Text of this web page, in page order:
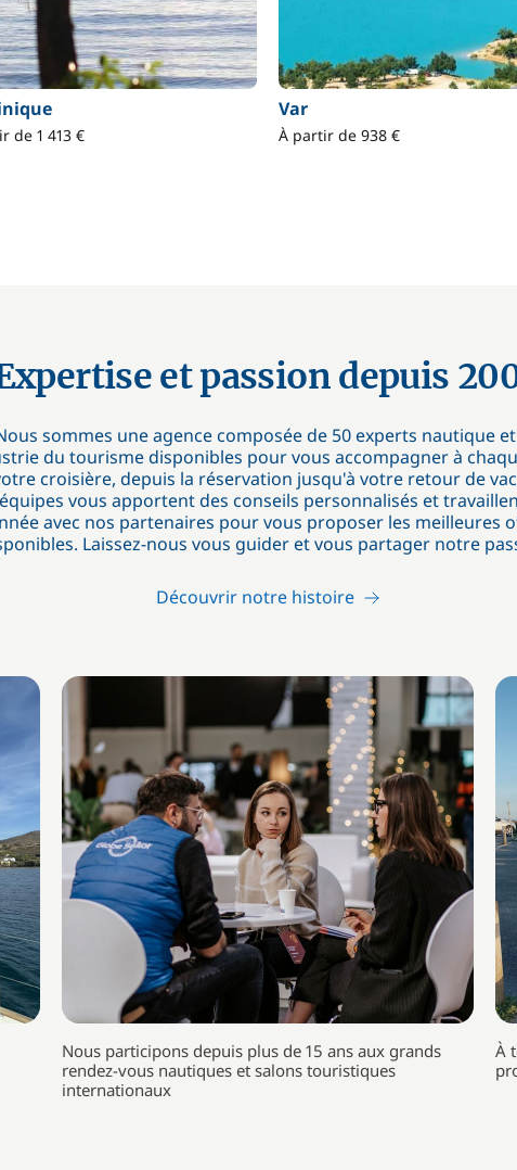
de 1 413 €
Var
À partir de 938 €
et passion depuis
sommes une agence composée de 50 experts nautique
du tourisme disponibles pour vous accompagner à
croisière, depuis la réservation jusqu'à votre retour de
vous apportent des conseils personnalisés et
avec nos partenaires pour vous proposer les meilleures
Laissez-nous vous guider et vous partager notre
Découvrir notre histoire
Nous participons depuis plus de 15 ans aux grands
rendez-vous nautiques et salons touristiques
internationaux
À